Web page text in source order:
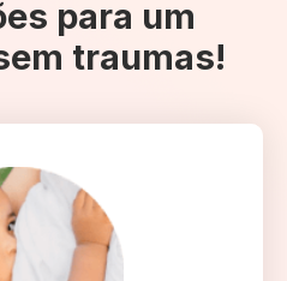
para um
traumas!